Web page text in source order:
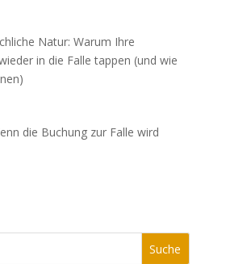
Natur: Warum Ihre
in die Falle tappen (und wie
die Buchung zur Falle wird
Suche